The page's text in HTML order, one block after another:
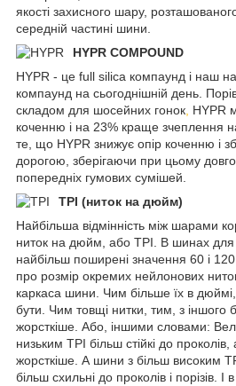
якості захисного шару,
середній частині шини.
HYPR COMPOUND
HYPR - це full silica компаунд і наш
компаунд на сьогоднішній день.
складом для шосейних гонок, HYPR
коченню і на 23% краще зчеплення
те, що HYPR знижує опір коченню і
дорогою, зберігаючи при цьому
попередніх гумових сумішей.
TPI (ниток на дюйм)
Найбільша відмінність між шарами
ниток на дюйм, або TPI. В шинах для
найбільш поширені значення 60 і
про розмір окремих нейлонових
каркаса шини. Чим більше їх в
бути. Чим товщі нитки, тим, з іншого
жорсткіше. Або, іншими словами:
низьким TPI більш стійкі до проколів,
жорсткіше. А шини з більш високим
більш схильні до проколів і порізів.